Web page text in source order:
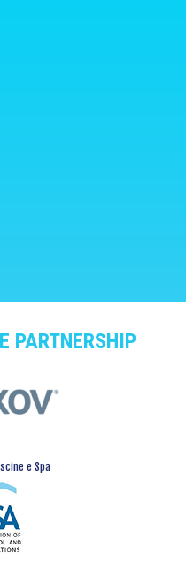
PARTNERSHIP
e Spa